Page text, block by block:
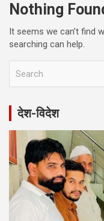
Nothing
It seems we can’t find
searching can help.
r
h
देश-विदेश